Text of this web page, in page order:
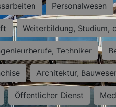
Personalwesen
Weiterbildung, Studium,
Techniker
Architektur,
Öffentlicher Dienst